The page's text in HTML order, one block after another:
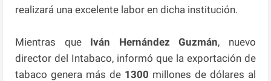
realizará una excelente labor en dicha institución.
Mientras que Iván Hernández Guzmán, nuevo
director del Intabaco, informó que la exportación de
tabaco genera más de 1300 millones de dólares al